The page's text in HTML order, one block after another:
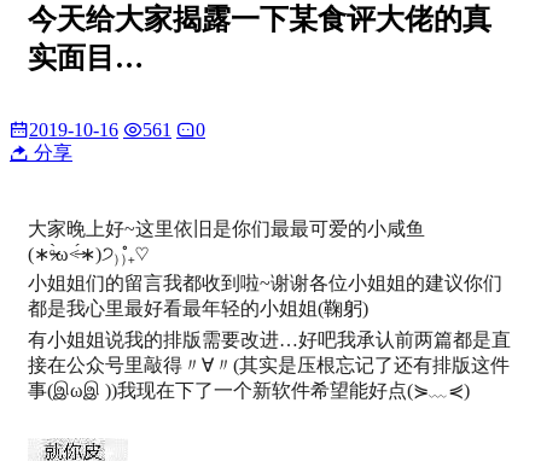
今天给大家揭露一下某食评大佬的真
实面目…
2019-10-16 561
0
分享
大家晚上好~这里依旧是你们最最可爱的小咸鱼
(∗ᵒ̶̶̷̀ω˂̶́∗)੭₎₎̊₊♡
小姐姐们的留言我都收到啦~谢谢各位小姐姐的建议你们
都是我心里最好看最年轻的小姐姐(鞠躬)
有小姐姐说我的排版需要改进…好吧我承认前两篇都是直
接在公众号里敲得〃∀〃(其实是压根忘记了还有排版这件
事(இωஇ ))我现在下了一个新软件希望能好点(⋟﹏⋞)